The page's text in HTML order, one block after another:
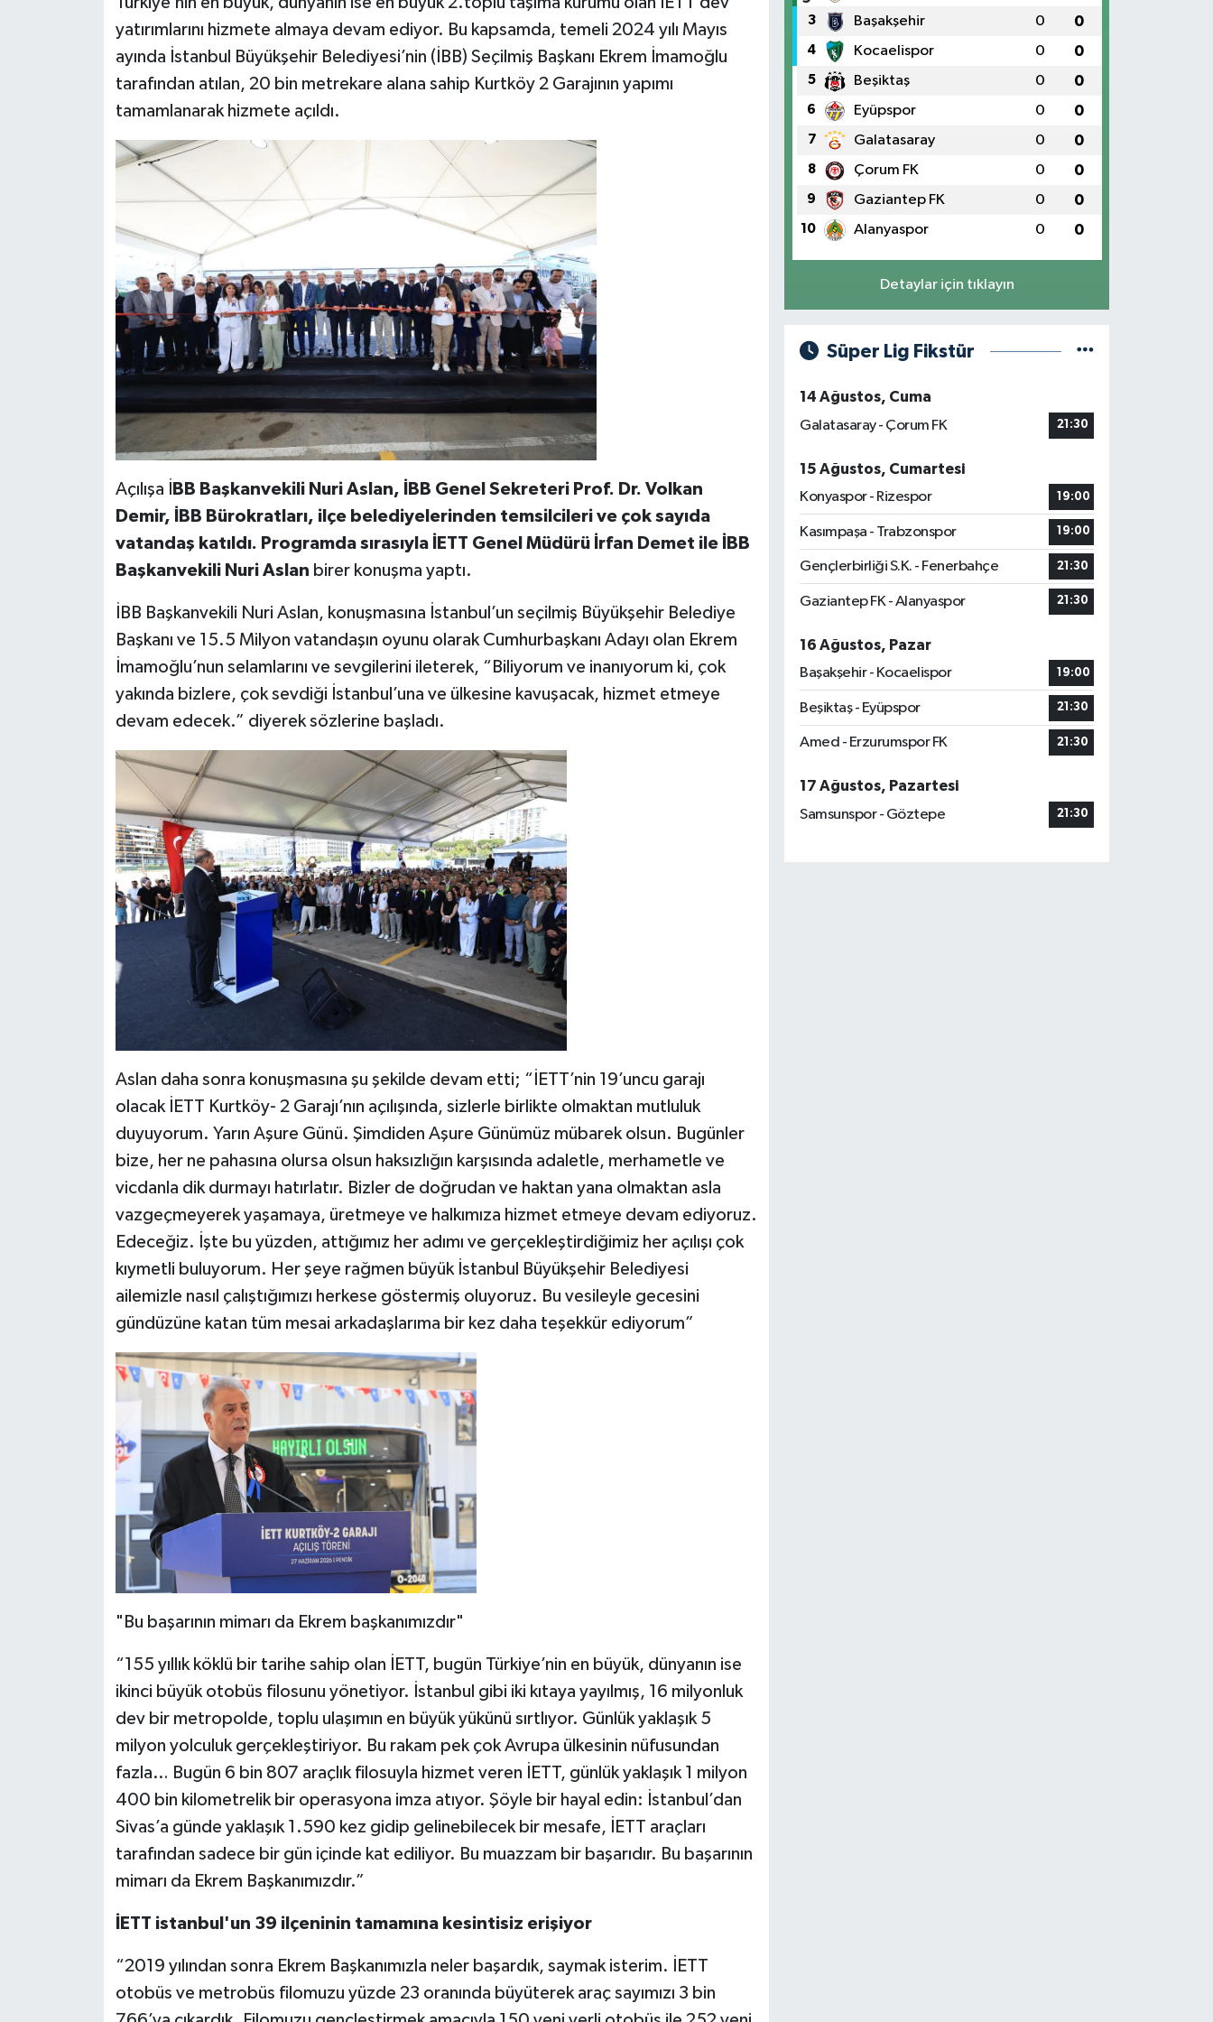
yatırımlarını hizmete almaya devam ediyor. Bu kapsamda, temeli 2024 yılı Mayıs
ayında İstanbul Büyükşehir Belediyesi’nin (İBB) Seçilmiş Başkanı Ekrem İmamoğlu
tarafından atılan, 20 bin metrekare alana sahip Kurtköy 2 Garajının yapımı
tamamlanarak hizmete açıldı.
Açılışa İ
BB Başkanvekili Nuri Aslan, İBB Genel Sekreteri Prof. Dr. Volkan
Demir, İBB Bürokratları, ilçe belediyelerinden temsilcileri ve çok sayıda
vatandaş katıldı. Programda sırasıyla İETT Genel Müdürü İrfan Demet ile İBB
Başkanvekili Nuri Aslan birer konuşma yaptı.
İBB Başkanvekili Nuri Aslan, konuşmasına İstanbul’un seçilmiş Büyükşehir Belediye
Başkanı ve 15.5 Milyon vatandaşın oyunu olarak Cumhurbaşkanı Adayı olan Ekrem
İmamoğlu’nun selamlarını ve sevgilerini ileterek, “Biliyorum ve inanıyorum ki, çok
yakında bizlere, çok sevdiği İstanbul’una ve ülkesine kavuşacak, hizmet etmeye
devam edecek.” diyerek sözlerine başladı.
Aslan daha sonra konuşmasına şu şekilde devam etti; “İETT’nin 19’uncu garajı
olacak İETT Kurtköy- 2 Garajı’nın açılışında, sizlerle birlikte olmaktan mutluluk
duyuyorum. Yarın Aşure Günü. Şimdiden Aşure Günümüz mübarek olsun. Bugünler
bize, her ne pahasına olursa olsun haksızlığın karşısında adaletle, merhametle ve
vicdanla dik durmayı hatırlatır. Bizler de doğrudan ve haktan yana olmaktan asla
vazgeçmeyerek yaşamaya, üretmeye ve halkımıza hizmet etmeye devam ediyoruz.
Edeceğiz. İşte bu yüzden, attığımız her adımı ve gerçekleştirdiğimiz her açılışı çok
kıymetli buluyorum. Her şeye rağmen büyük İstanbul Büyükşehir Belediyesi
ailemizle nasıl çalıştığımızı herkese göstermiş oluyoruz. Bu vesileyle gecesini
gündüzüne katan tüm mesai arkadaşlarıma bir kez daha teşekkür ediyorum”
"Bu başarının mimarı da Ekrem başkanımızdır"
“155 yıllık köklü bir tarihe sahip olan İETT, bugün Türkiye’nin en büyük, dünyanın ise
ikinci büyük otobüs filosunu yönetiyor. İstanbul gibi iki kıtaya yayılmış, 16 milyonluk
dev bir metropolde, toplu ulaşımın en büyük yükünü sırtlıyor. Günlük yaklaşık 5
milyon yolculuk gerçekleştiriyor. Bu rakam pek çok Avrupa ülkesinin nüfusundan
fazla… Bugün 6 bin 807 araçlık filosuyla hizmet veren İETT, günlük yaklaşık 1 milyon
400 bin kilometrelik bir operasyona imza atıyor. Şöyle bir hayal edin: İstanbul’dan
Sivas’a günde yaklaşık 1.590 kez gidip gelinebilecek bir mesafe, İETT araçları
tarafından sadece bir gün içinde kat ediliyor. Bu muazzam bir başarıdır. Bu başarının
mimarı da Ekrem Başkanımızdır.”
İETT istanbul'un 39 ilçeninin tamamına kesintisiz erişiyor
“2019 yılından sonra Ekrem Başkanımızla neler başardık, saymak isterim. İETT
otobüs ve metrobüs filomuzu yüzde 23 oranında büyüterek araç sayımızı 3 bin
3 Başakşehir 0 0
4 Kocaelispor 0 0
5 Beşiktaş 0 0
6 Eyüpspor 0 0
7 Galatasaray 0 0
8 Çorum FK 0 0
9 Gaziantep FK 0 0
10 Alanyaspor 0 0
Detaylar için tıklayın
Süper Lig Fikstür
14 Ağustos, Cuma
Galatasaray - Çorum FK
21:30
15 Ağustos, Cumartesi
Konyaspor - Rizespor
19:00
Kasımpaşa - Trabzonspor 19:00
Gençlerbirliği S.K. - Fenerbahçe 21:30
Gaziantep FK - Alanyaspor 21:30
16 Ağustos, Pazar
Başakşehir - Kocaelispor
19:00
Beşiktaş - Eyüpspor 21:30
Amed - Erzurumspor FK 21:30
17 Ağustos, Pazartesi
Samsunspor - Göztepe
21:30